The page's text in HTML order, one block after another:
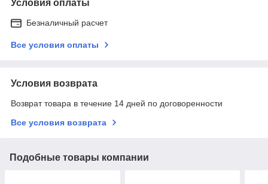
Условия оплаты
Безналичный расчет
Все условия оплаты
Условия возврата
Возврат товара в течение 14 дней по договоренности
Все условия возврата
Подобные товары компании